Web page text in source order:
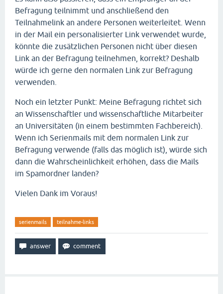
Befragung teilnimmt und anschließend den
Teilnahmelink an andere Personen weiterleitet. Wenn
in der Mail ein personalisierter Link verwendet wurde,
könnte die zusätzlichen Personen nicht über diesen
Link an der Befragung teilnehmen, korrekt? Deshalb
würde ich gerne den normalen Link zur Befragung
verwenden.
Noch ein letzter Punkt: Meine Befragung richtet sich
an Wissenschaftler und wissenschaftliche Mitarbeiter
an Universitäten (in einem bestimmten Fachbereich).
Wenn ich Serienmails mit dem normalen Link zur
Befragung verwende (falls das möglich ist), würde sich
dann die Wahrscheinlichkeit erhöhen, dass die Mails
im Spamordner landen?
Vielen Dank im Voraus!
serienmails teilnahme-links